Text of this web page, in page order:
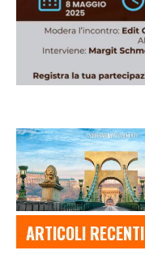
ARTICOLI RECENTI